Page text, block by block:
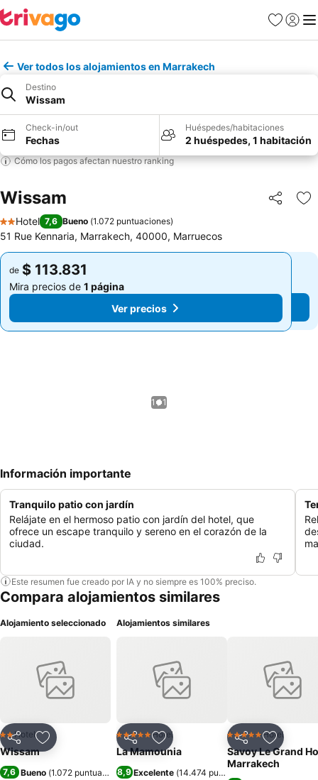
Favoritos
Iniciar
Ver todos los alojamientos en Marrakech
Destino
Wissam
Check-in/out
Fechas
Huéspedes/habitaciones
2 huéspedes, 1 habitación
Cómo los pagos afectan nuestro ranking
Wissam Compartir
2 Estrellas
Hotel 7,6 Bueno (1.072 puntuaciones)
51 Rue Kennaria, Marrakech, 40000, Marruecos
de $ 113.831
Mira precios de 1 página
Ver precios
de $ 113.831
Mira precios de 1 página
Ver precios
1 / 1
Información importante
Tranquilo patio con jardín
Relájate en el hermoso patio con jardín del hotel, que
ofrece un escape tranquilo y sereno en el corazón de la
ciudad.
Este resumen fue creado por IA y no siempre es 100% preciso.
Compara alojamientos similares
Alojamiento seleccionado
CompartirAgregar a favoritos
2 Estrellas
Hotel
Wissam
7,6 Bueno (1.072 puntuaciones)
Alojamientos similares
CompartirAgregar a favoritos
5 EstrellasHotel
La Mamounia
8,9 Excelente (14.474 puntuaciones
CompartirAgregar
5 EstrellasHotel
Savoy Le Grand
Marrakech